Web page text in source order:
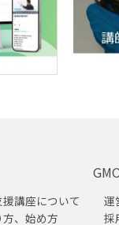
講座について
、始め方
運
採